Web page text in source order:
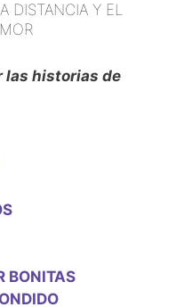
DISTANCIA Y EL
las historias de
BONITAS